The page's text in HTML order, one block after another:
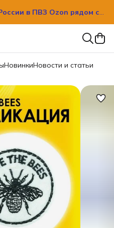
в ПВЗ Ozon рядом с
в ПВЗ Ozon рядом с
НовинкиНовости и статьи